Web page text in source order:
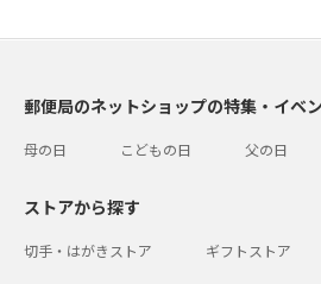
郵便局のネットショップの特集・イベ
母の日 こどもの日 父の日
ストアから探す
切手・はがきストア ギフトストア